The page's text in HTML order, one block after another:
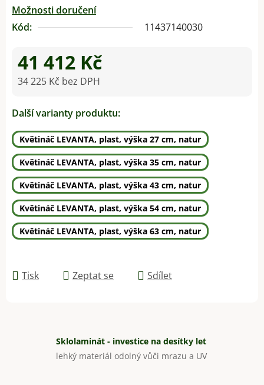
Možnosti doručení
Kód:
11437140030
41 412 Kč
34 225 Kč bez DPH
Další varianty produktu:
Květináč LEVANTA, plast, výška 27 cm, natur
Květináč LEVANTA, plast, výška 35 cm, natur
Květináč LEVANTA, plast, výška 43 cm, natur
Květináč LEVANTA, plast, výška 54 cm, natur
Květináč LEVANTA, plast, výška 63 cm, natur
Tisk Zeptat se Sdílet
Sklolaminát - investice na desítky let
lehký materiál odolný vůči mrazu a UV